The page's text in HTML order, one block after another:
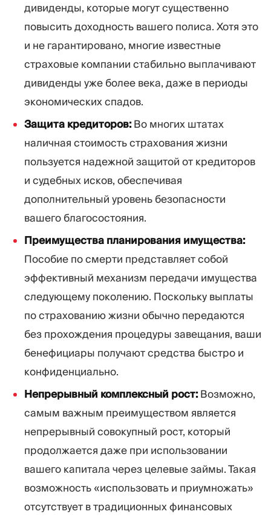
дивиденды, которые могут существенно
повысить доходность вашего полиса. Хотя это
и не гарантировано, многие известные
страховые компании стабильно выплачивают
дивиденды уже более века, даже в периоды
экономических спадов.
Защита кредиторов:Во многих штатах
наличная стоимость страхования жизни
пользуется надежной защитой от кредиторов
и судебных исков, обеспечивая
дополнительный уровень безопасности
вашего благосостояния.
Преимущества планирования имущества:
Пособие по смерти представляет собой
эффективный механизм передачи имущества
следующему поколению. Поскольку выплаты
по страхованию жизни обычно передаются
без прохождения процедуры завещания, ваши
бенефициары получают средства быстро и
конфиденциально.
Непрерывный комплексный рост:Возможно,
самым важным преимуществом является
непрерывный совокупный рост, который
продолжается даже при использовании
вашего капитала через целевые займы. Такая
возможность «использовать и приумножать»
отсутствует в традиционных финансовых